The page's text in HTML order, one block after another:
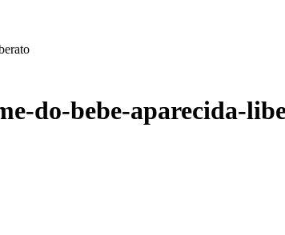
do-bebe-aparecida-